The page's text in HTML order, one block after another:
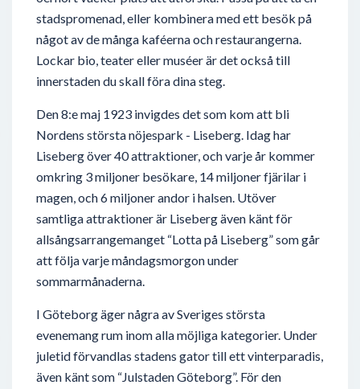
stadspromenad, eller kombinera med ett besök på
något av de många kaféerna och restaurangerna.
Lockar bio, teater eller muséer är det också till
innerstaden du skall föra dina steg.
Den 8:e maj 1923 invigdes det som kom att bli
Nordens största nöjespark - Liseberg. Idag har
Liseberg över 40 attraktioner, och varje år kommer
omkring 3 miljoner besökare, 14 miljoner fjärilar i
magen, och 6 miljoner andor i halsen. Utöver
samtliga attraktioner är Liseberg även känt för
allsångsarrangemanget “Lotta på Liseberg” som går
att följa varje måndagsmorgon under
sommarmånaderna.
I Göteborg äger några av Sveriges största
evenemang rum inom alla möjliga kategorier. Under
juletid förvandlas stadens gator till ett vinterparadis,
även känt som “Julstaden Göteborg”. För den